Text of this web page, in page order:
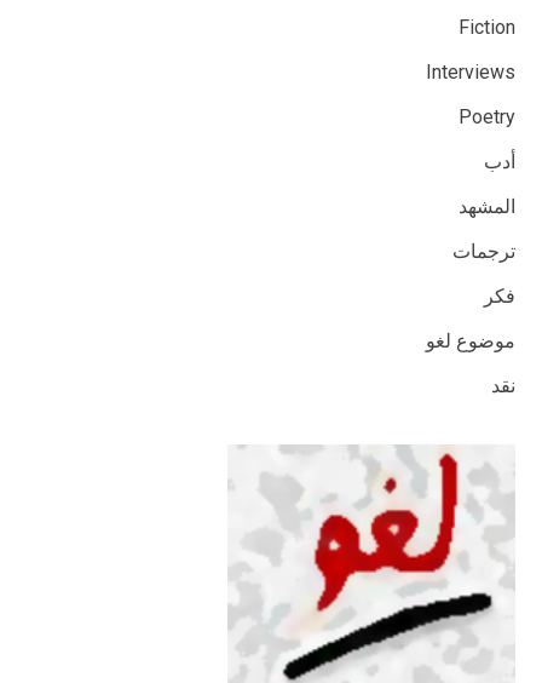
Fiction
Interviews
Poetry
أدب
المشهد
ترجمات
فكر
موضوع لغو
نقد